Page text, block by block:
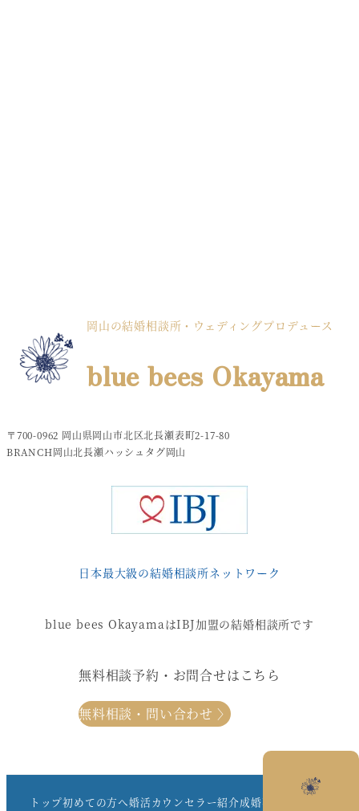
岡山の結婚相談所・ウェディングプロデュース
blue bees Okayama
〒700-0962 岡山県岡山市北区北長瀬表町2-17-80
BRANCH岡山北長瀬ハッシュタグ岡山
日本最大級の結婚相談所ネットワーク
blue bees OkayamaはIBJ加盟の結婚相談所です
無料相談予約・お問合せはこちら
無料相談・問い合わせ 〉
トップ初めての方へ婚活カウンセラー紹介成婚事例一覧